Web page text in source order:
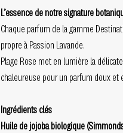
L’essence de notre signature
Chaque parfum de la gamme
propre à Passion Lavande.
Plage Rose met en lumière la
chaleureuse pour un parfum doux
Ingrédients clés
Huile de jojoba biologique